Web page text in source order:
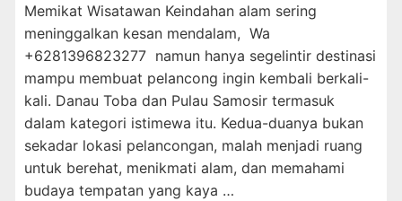
Memikat Wisatawan Keindahan alam sering
meninggalkan kesan mendalam, Wa
+6281396823277 namun hanya segelintir destinasi
mampu membuat pelancong ingin kembali berkali-
kali. Danau Toba dan Pulau Samosir termasuk
dalam kategori istimewa itu. Kedua-duanya bukan
sekadar lokasi pelancongan, malah menjadi ruang
untuk berehat, menikmati alam, dan memahami
budaya tempatan yang kaya …